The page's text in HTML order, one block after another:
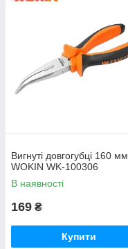
Вигнуті довгогубці 160 мм
WOKIN WK-100306
В наявності
169 ₴
Купити